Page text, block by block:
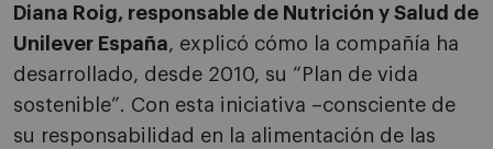
Diana Roig, responsable de Nutrición y Salud de
Unilever España, explicó cómo la compañía ha
desarrollado, desde 2010, su “Plan de vida
sostenible”. Con esta iniciativa –consciente de
su responsabilidad en la alimentación de las